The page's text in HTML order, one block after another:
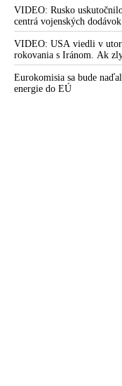
VIDEO: Rusko
centrá vojenských
nedokázala počas
zachytiť ani jednu ruskú
VIDEO: USA viedli v
rokovania s Iránom. Ak
Teheránu
Eurokomisia sa bude
energie do EÚ